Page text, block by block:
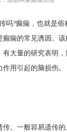
?癫痫，也就是俗
痫的常见诱因。
大量的研究表明
用引起的脑损伤。
。一般容易遗传的